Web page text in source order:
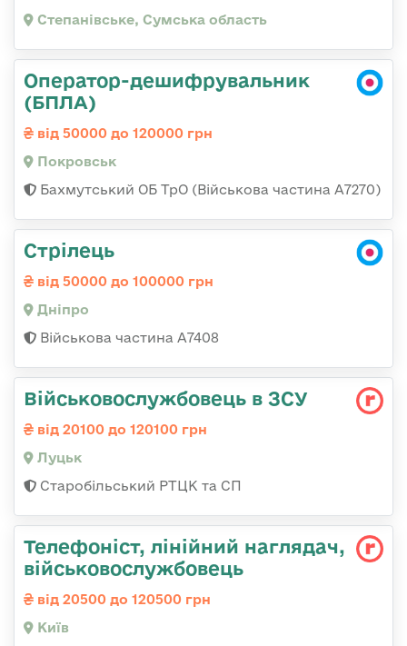
Степанівське, Сумська область
Оператор-дешифрувальник
(БПЛА)
від 50000 до 120000 грн
Покровськ
Бахмутський ОБ ТрО (Військова частина А7270)
Стрілець
від 50000 до 100000 грн
Дніпро
Військова частина А7408
Військовослужбовець в ЗСУ
від 20100 до 120100 грн
Луцьк
Старобільський РТЦК та СП
Телефоніст, лінійний наглядач,
військовослужбовець
від 20500 до 120500 грн
Київ